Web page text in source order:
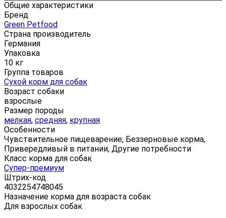
Общие характеристики
Бренд
Green Petfood
Страна производитель
Германия
Упаковка
10 кг
Группа товаров
Сухой корм для собак
Возраст собаки
взрослые
Размер породы
мелкая, средняя, крупная
Особенности
Чувствительное пищеварение, Беззерновые корма,
Привередливый в питании, Другие потребности
Класс корма для собак
Супер-премиум
Штрих-код
4032254748045
Назначение корма для возраста собак
Для взрослых собак